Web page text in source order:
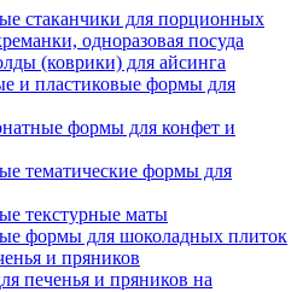
стаканчики для порционных
одноразовая посуда
(коврики) для айсинга
и пластиковые формы для
формы для конфет и
тематические формы для
текстурные маты
формы для шоколадных плиток
и пряников
печенья и пряников на